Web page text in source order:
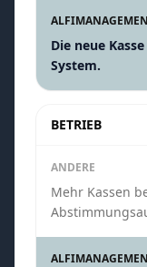
Die neue
System.
BETRIEB
ANDERE
Mehr Kassen